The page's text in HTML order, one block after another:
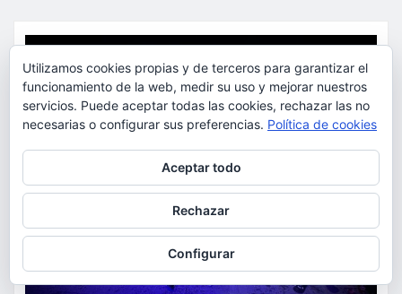
Utilizamos cookies propias y de terceros para garantizar el
funcionamiento de la web, medir su uso y mejorar nuestros
servicios. Puede aceptar todas las cookies, rechazar las no
necesarias o configurar sus preferencias. Política de cookies
Aceptar todo
Rechazar
Configurar
Para obtener más información, incluido cómo gestionar las cookies,